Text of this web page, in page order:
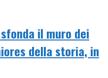
il muro dei
della storia, in